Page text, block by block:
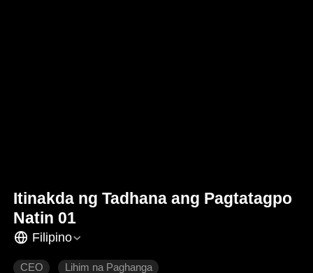
Itinakda ng Tadhana ang Pagtatagpo
Natin 01
Filipino
CEO Lihim na Paghanga